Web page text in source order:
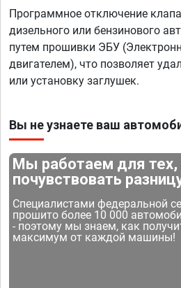
Программное отключение
дизельного или бензинового
путем прошивки ЭБУ
двигателем), что позволяет
или установку заглушек.
Вы не узнаете ваш
Мы работаем для
почувствовать
Специалистами федеральной
прошито более 10 000
- поэтому мы знаем, как
максимум от каждой машины!